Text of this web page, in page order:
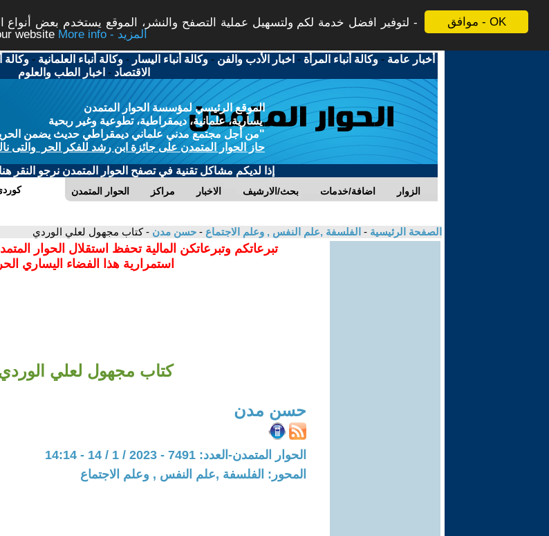
موافق - OK
لتوفير افضل خدمة لكم ولتسهيل عملية التصفح والنشر، الموقع يستخدم بعض أنواع
website
More info - المزيد
أخبار عامة -وكالة أنباء المرأة - اخبار الأدب والفن -وكالة أنباء اليسار -وكالة أنباء العلمانية -وكالة
الاقتصاد - اخبار الطب والعلوم
الموقع الرئيسي لمؤسسة الحوار المتمدن
يسارية، علمانية، ديمقراطية، تطوعية وغير ربحية
"من أجل مجتمع مدني علماني ديمقراطي حديث يضمن الحرية
حاز الحوار المتمدن على جائزة ابن رشد للفكر الحر والتى
إذا لديكم مشاكل تقنية في تصفح الحوار المتمدن نرجو النقر
الحوار المتمدن مراكز الاخبار بحث/الارشيف اضافة/خدمات الزوار
الصفحة الرئيسية - الفلسفة ,علم النفس , وعلم الاجتماع - حسن مدن - كتاب مجهول لعلي الوردي
تبرعاتكم وتبرعاتكن المالية تحفظ استقلال الحوار
استمرارية هذا الفضاء اليساري الحر
كتاب مجهول لعلي
حسن مدن
الحوار المتمدن-العدد: 7491 - 2023 / 1 / 14 - 14:14
المحور: الفلسفة ,علم النفس , وعلم الاجتماع